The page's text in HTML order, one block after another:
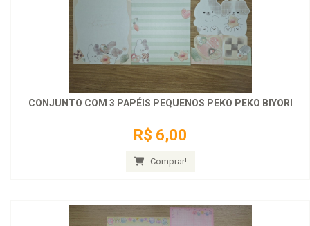
CONJUNTO COM 3 PAPÉIS PEQUENOS PEKO PEKO BIYORI
R$ 6,00
Comprar!